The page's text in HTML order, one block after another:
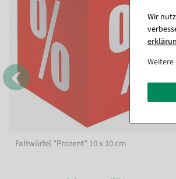
Faltwürfel "Prozent" 10 x 10 cm
Wir